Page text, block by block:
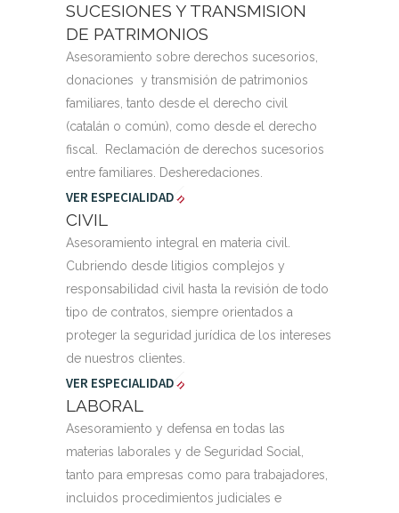
SUCESIONES Y TRANSMISION
DE PATRIMONIOS
Asesoramiento sobre derechos sucesorios,
donaciones y transmisión de patrimonios
familiares, tanto desde el derecho civil
(catalán o común), como desde el derecho
fiscal. Reclamación de derechos sucesorios
entre familiares. Desheredaciones.
VER ESPECIALIDAD
CIVIL
Asesoramiento integral en materia civil.
Cubriendo desde litigios complejos y
responsabilidad civil hasta la revisión de todo
tipo de contratos, siempre orientados a
proteger la seguridad jurídica de los intereses
de nuestros clientes.
VER ESPECIALIDAD
LABORAL
Asesoramiento y defensa en todas las
materias laborales y de Seguridad Social,
tanto para empresas como para trabajadores,
incluidos procedimientos judiciales e